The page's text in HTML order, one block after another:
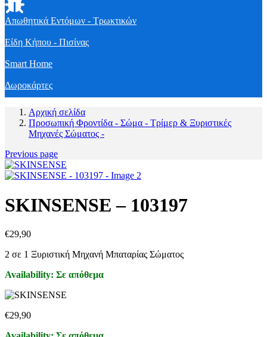
Απωθητικά Εντόμων - Τρωκτικών
Είδη Κήπου - Πισίνας
Smart Home
Δωροκάρτες
Αρχική σελίδα
Προσωπική Φροντίδα - Σώμα - Τρίμερ & Ξυριστικές
Μηχανές Σώματος -
Previous page
SKINSENSE – 103197
€29,90
2 σε 1 Ξυριστική Μηχανή Μπαταρίας Σώματος
Availability: Σε απόθεμα
€29,90